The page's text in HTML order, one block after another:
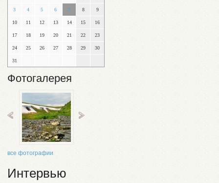
3 4 5 6 7 8 9
10 11 12 13 14 15 16
17 18 19 20 21 22 23
24 25 26 27 28 29 30
31
Фотогалерея
все фотографии
Интервью